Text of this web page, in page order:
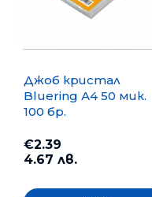
Джоб кристал
Bluering А4 50 мик.
100 бр.
€2.39
4.67 лв.